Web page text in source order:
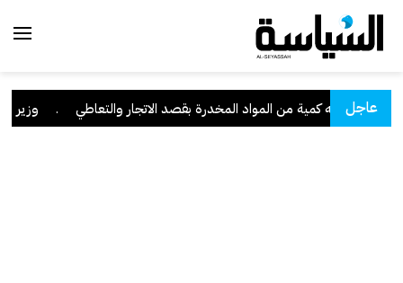
عاجل
وبحوزته كمية من المواد المخدرة بقصد الاتجار والتعاطي وزير العدل: